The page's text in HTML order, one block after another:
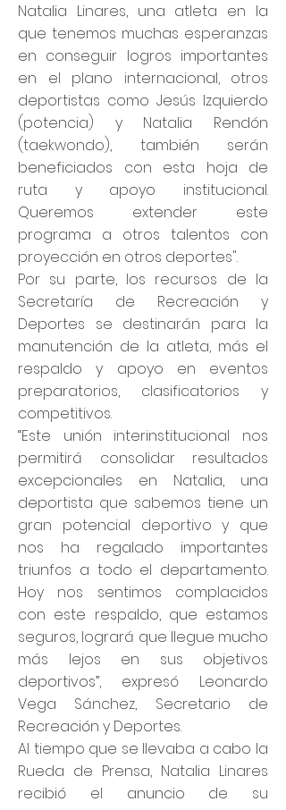
Natalia Linares, una atleta en la
que tenemos muchas esperanzas
en conseguir logros importantes
en el plano internacional, otros
deportistas como Jesús Izquierdo
(potencia) y Natalia Rendón
(taekwondo), también serán
beneficiados con esta hoja de
ruta y apoyo institucional.
Queremos extender este
programa a otros talentos con
proyección en otros deportes".
Por su parte, los recursos de la
Secretaría de Recreación y
Deportes se destinarán para la
manutención de la atleta, más el
respaldo y apoyo en eventos
preparatorios, clasificatorios y
competitivos.
“Este unión interinstitucional nos
permitirá consolidar resultados
excepcionales en Natalia, una
deportista que sabemos tiene un
gran potencial deportivo y que
nos ha regalado importantes
triunfos a todo el departamento.
Hoy nos sentimos complacidos
con este respaldo, que estamos
seguros, logrará que llegue mucho
más lejos en sus objetivos
deportivos”, expresó Leonardo
Vega Sánchez, Secretario de
Recreación y Deportes.
Al tiempo que se llevaba a cabo la
Rueda de Prensa, Natalia Linares
recibió el anuncio de su